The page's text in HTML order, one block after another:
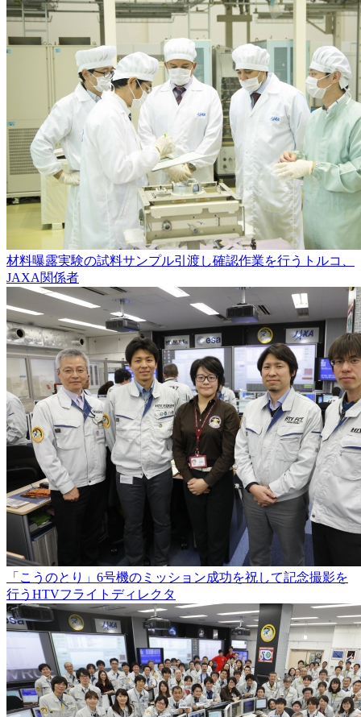
材料曝露実験の試料サンプル引渡し確認作業を行うトルコ、
JAXA関係者
「こうのとり」6号機のミッション成功を祝して記念撮影を
行うHTVフライトディレクタ